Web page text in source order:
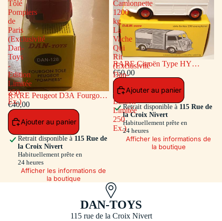
Tôlé
Pompiers
de
Paris
(Exclusivité
Dan-
Toys
-
Edition
Limitée
250
Ex.)
RARE Peugeot D3A Fourgon
Tôlé Pompiers de Paris
(Exclusivité Dan-Toys - Edition
Limitée 250 Ex.)
€40,00
Ajouter au panier
Retrait disponible à 115 Rue de
la Croix Nivert
Habituellement prête en
24 heures
Afficher les informations de
la boutique
Camionnette
1200
kg
La
Vache
Qui
Rit
(Exclusivité
Dan-
Toys
-
Edition
Limitée
250
Ex.)
RARE Citroën Type HY
Camionnette 1200 kg La Vache
Qui Rit (Exclusivité Dan-Toys -
Edition Limitée 250 Ex.)
€50,00
Ajouter au panier
Retrait disponible à 115 Rue de
la Croix Nivert
Habituellement prête en
24 heures
Afficher les informations de
la boutique
DAN-TOYS
115 rue de la Croix Nivert